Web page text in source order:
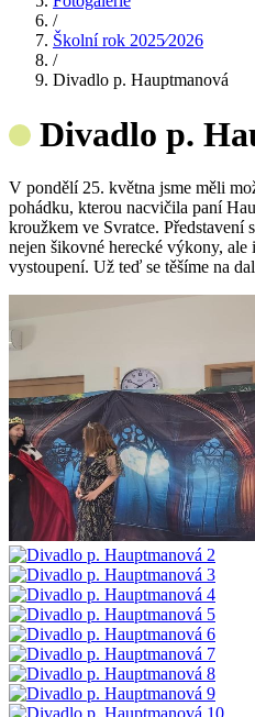
/
Školní rok 2025⁄2026
/
Divadlo p. Hauptmanová
Divadlo p.
V pondělí 25. května jsme měli
pohádku, kterou nacvičila paní
kroužkem ve Svratce. Představení
nejen šikovné herecké výkony,
vystoupení. Už teď se těšíme na